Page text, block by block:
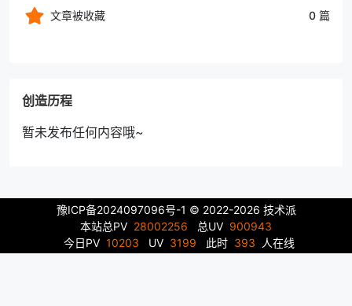
文章被收藏 0 篇
创造历程
暂未发布任何内容哦~
豫ICP备2024097096号-1 © 2022-2026 技术派
本站总PV 28002256 总UV 900943
今日PV 10203 UV 3199 此时 393 人在线